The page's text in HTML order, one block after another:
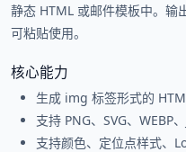
静态 HTML 或邮件模板中。输
可粘贴使用。
核心能力
生成 img 标签形式的
支持 PNG、SVG、WEBP、
支持颜色、定位点样式、